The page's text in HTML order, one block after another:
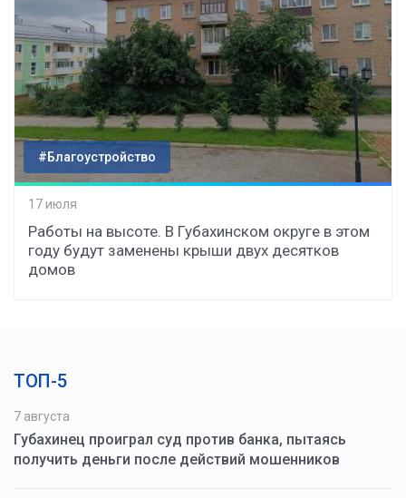
#Благоустройство
17 июля
Работы на высоте. В Губахинском округе в этом
году будут заменены крыши двух десятков
домов
ТОП-5
7 августа
Губахинец проиграл суд против банка, пытаясь
получить деньги после действий мошенников